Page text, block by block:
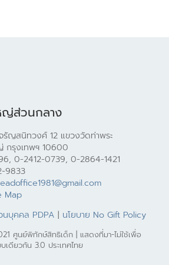
ญ่ส่วนกลาง
รัญสนิทวงศ์ 12 แขวงวัดท่าพระ
กรุงเทพฯ 10600
0-2412-0739, 0-2864-1421
9833
Map
นบุคคล PDPA | นโยบาย No Gift Policy
ศูนย์พิทักษ์สิทธิเด็ก | แสดงที่มา-ไม่ใช้เพื่อ
เดียวกัน 3.0 ประเทศไทย